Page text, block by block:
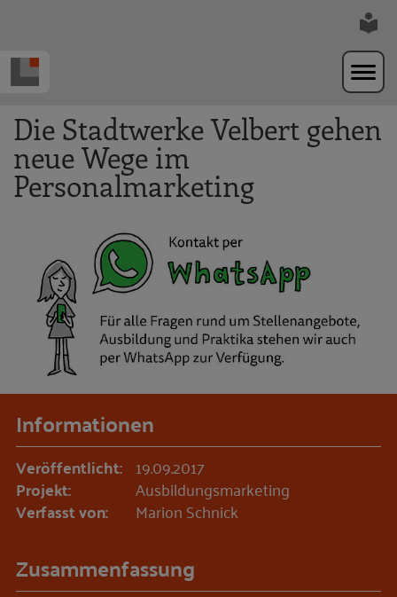
Die Stadtwerke Velbert gehen
neue Wege im
Personalmarketing
Informationen
Veröffentlicht: 19.09.2017
Projekt: Ausbildungsmarketing
Verfasst von: Marion Schnick
Zusammenfassung